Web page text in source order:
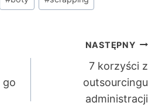
go
NASTĘPNY
7 korzyści z
outsourcingu
administracji